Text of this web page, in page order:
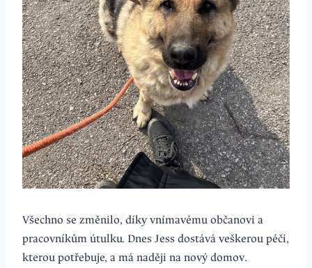
Všechno se změnilo, díky vnímavému občanovi a
pracovníkům útulku. Dnes Jess dostává veškerou péči,
kterou potřebuje, a má naději na nový domov.